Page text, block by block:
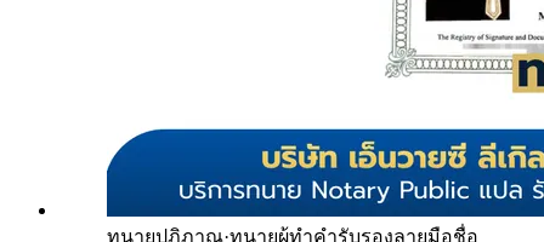
ทนายปฏิภาณ·ทนายผู้ทำคำรับรองลายมือชื่อ